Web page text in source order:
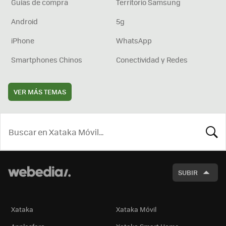
Guías de compra
Territorio Samsung
Android
5g
iPhone
WhatsApp
Smartphones Chinos
Conectividad y Redes
VER MÁS TEMAS
SUBIR
Xataka
Xataka Móvil